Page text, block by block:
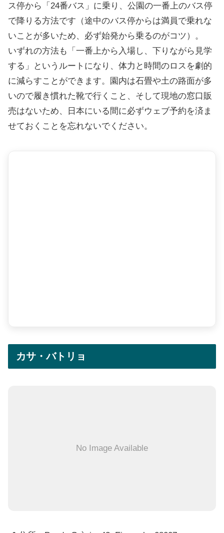
ス停から「24番バス」に乗り、公園の一番上のバス停
で降りる方法です（途中のバス停からは満員で乗れな
いことが多いため、必ず始発から乗るのがコツ）。
いずれの方法も「一番上から入場し、下りながら見学
する」というルートになり、体力と時間のロスを劇的
に減らすことができます。園内は石畳や土の路面が多
いので履き慣れた靴で行くこと、そして現地の窓口販
売はないため、日本にいる間に必ずウェブ予約を済ま
せておくことを忘れないでください。
カサ・バトリョ
No Image Available